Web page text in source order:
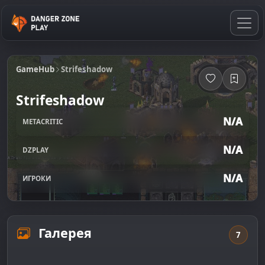
GameHub Strifeshadow
Strifeshadow
METACRITIC N/A
DZPLAY N/A
ИГРОКИ N/A
Галерея 7